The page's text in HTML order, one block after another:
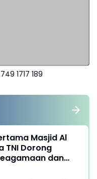
1717 189
Masjid Al
TNI Dorong
dan